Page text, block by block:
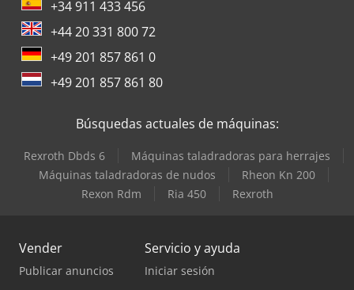
+34 911 433 456
+44 20 331 800 72
+49 201 857 861 0
+49 201 857 861 80
Búsquedas actuales de máquinas:
Rexroth Dbds 6
Máquinas taladradoras para herrajes
Máquinas taladradoras de nudos
Rheon Kn 200
Rexon Rdm
Ria 450 Rexroth
Vender
Publicar anuncios
Servicio y ayuda
Iniciar sesión